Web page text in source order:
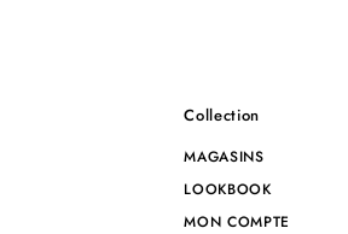
Collection
MAGASINS
LOOKBOOK
MON COMPTE